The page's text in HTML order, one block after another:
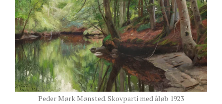
Peder Mørk Mønsted. Skovparti med åløb 1923